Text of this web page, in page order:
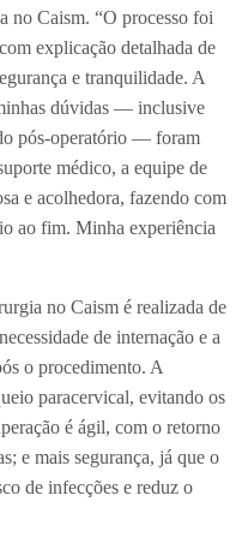
no Caism. “O processo foi
explicação detalhada de
e tranquilidade. A
dúvidas — inclusive
pós-operatório — foram
médico, a equipe de
e acolhedora, fazendo com
ao fim. Minha experiência
no Caism é realizada de
de internação e a
o procedimento. A
paracervical, evitando os
é ágil, com o retorno
e mais segurança, já que o
de infecções e reduz o